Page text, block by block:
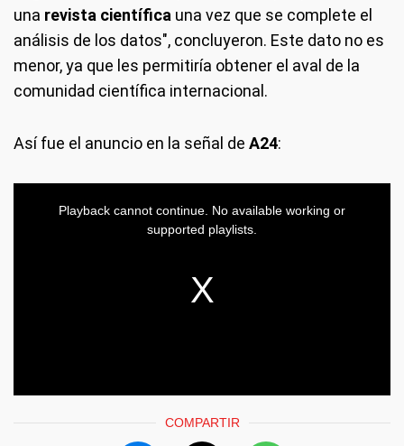
una revista científica una vez que se complete el
análisis de los datos", concluyeron. Este dato no es
menor, ya que les permitiría obtener el aval de la
comunidad científica internacional.
Así fue el anuncio en la señal de A24:
COMPARTIR